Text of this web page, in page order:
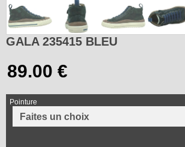
GALA 235415 BLEU
Pointure